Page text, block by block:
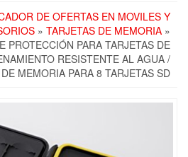
DE OFERTAS EN MOVILES Y
» TARJETAS DE MEMORIA »
PROTECCIÓN PARA TARJETAS DE
RESISTENTE AL AGUA /
MEMORIA PARA 8 TARJETAS SD